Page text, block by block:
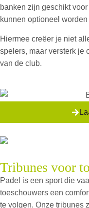
banken zijn geschikt
kunnen optioneel
Hiermee creëer je niet
spelers, maar versterk je
van de club.
Tribunes voor
Padel is een sport die
toeschouwers een
te volgen. Onze tribunes